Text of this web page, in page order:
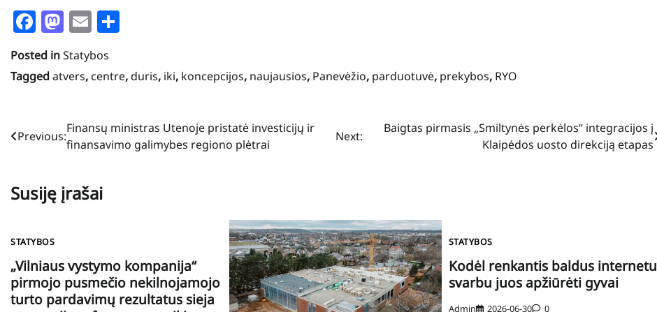
Facebook
Mastodon
Email
Posted inStatybos
Taggedatvers, centre,duris, iki, koncepcijos, naujausios, Panevėžio, parduotuvė, prekybos, RYO
Navigacija
įrašų
Previous:
Finansų ministras Utenoje pristatė investicijų ir
finansavimo galimybes regiono plėtrai
Next:
Baigtas pirmasis „Smiltynės perkėlos“ integracijos į
Klaipėdos uosto direkciją etapas
Susiję įrašai
STATYBOS
„Vilniaus vystymo kompanija“
pirmojo pusmečio nekilnojamojo
turto pardavimų rezultatus sieja
STATYBOS
Kodėl renkantis baldus internetu
svarbu juos apžiūrėti gyvai
Admin 2026-06-30 0